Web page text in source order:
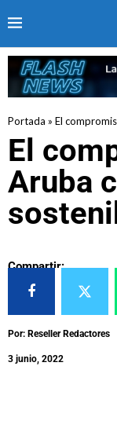
Portada » El
El
Aruba
Compartir:
Por: Reseller Redactores
3 junio, 2022